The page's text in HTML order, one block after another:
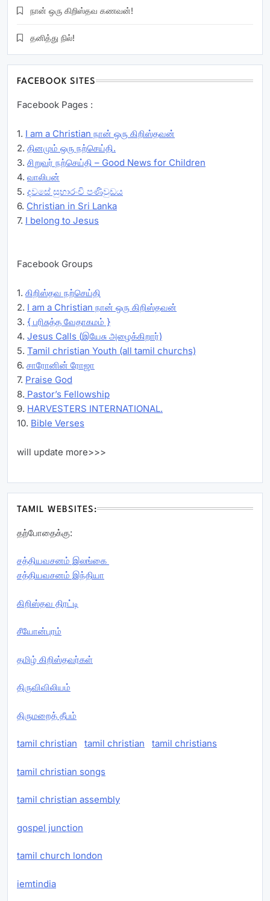
நான் ஒரு கிறிஸ்தவ கணவன்!
தனித்து நில்!
FACEBOOK SITES
Facebook Pages :
1. I am a Christian நான் ஒரு கிறிஸ்தவன்
2. தினமும் ஒரு நற்செய்தி.
3. சிறுவர் நற்செய்தி – Good News for Children
4. வாலிபன்
5. දවසේ සුභාරංචි පණිවුඩය
6. Christian in Sri Lanka
7. I belong to Jesus
Facebook Groups
1. கிறிஸ்தவ நற்செய்தி
2. I am a Christian நான் ஒரு கிறிஸ்தவன்
3. { பரிசுத்த வேதாகமம் }
4. Jesus Calls (இயேசு அழைக்கிறார்)
5. Tamil christian Youth (all tamil churchs)
6. சாரோனின் ரோஜா
7. Praise God
8. Pastor’s Fellowship
9. HARVESTERS INTERNATIONAL.
10. Bible Verses
will update more>>>
TAMIL WEBSITES:
தற்போதைக்கு:
சத்தியவசனம் இலங்கை
சத்தியவசனம் இந்தியா
கிறிஸ்தவ திரட்டி
சீயோன்புரம்
தமிழ் கிறிஸ்தவர்கள்
திருவிவிலியம்
திருமறைத் தீபம்
tamil christian tamil christian tamil christians
tamil christian songs
tamil christian assembly
gospel junction
tamil church london
iemtindia